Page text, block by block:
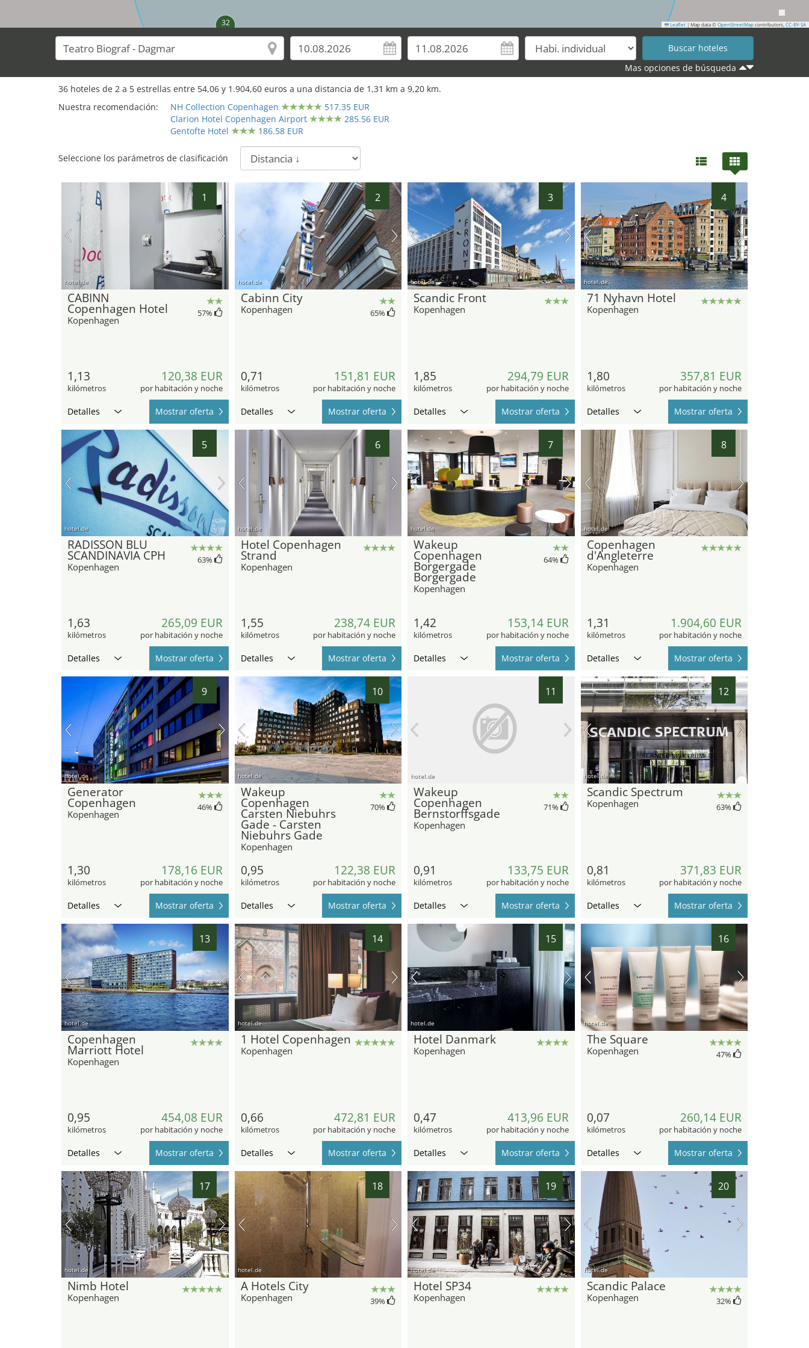
32
34
Leaflet | Map data © OpenStreetMap contributors, CC-BY-SA
Mas opciones de búsqueda
36 hoteles de 2 a 5 estrellas entre 54,06 y 1.904,60 euros a una distancia de 1,31 km a 9,20 km.
Nuestra recomendación:
NH Collection Copenhagen
517.35 EUR
Clarion Hotel Copenhagen Airport
285.56 EUR
Gentofte Hotel
186.58 EUR
Seleccione los parámetros de clasificación
1
hotel.de
CABINN
Copenhagen Hotel
Kopenhagen
57%
1,13
kilómetros
120,38 EUR
por habitación y noche
Detalles Mostrar oferta
2
hotel.de
Cabinn City
Kopenhagen 65%
0,71
kilómetros
151,81 EUR
por habitación y noche
Detalles Mostrar oferta
3
hotel.de
Scandic Front
Kopenhagen
1,85
kilómetros
294,79 EUR
por habitación y noche
Detalles Mostrar oferta
4
hotel.de
71 Nyhavn Hotel
Kopenhagen
1,80
kilómetros
357,81 EUR
por habitación y noche
Detalles Mostrar oferta
5
hotel.de
RADISSON BLU
SCANDINAVIA CPH
Kopenhagen
63%
1,63
kilómetros
265,09 EUR
por habitación y noche
Detalles Mostrar oferta
6
hotel.de
Hotel Copenhagen
Strand
Kopenhagen
1,55
kilómetros
238,74 EUR
por habitación y noche
Detalles Mostrar oferta
7
hotel.de
Wakeup
Copenhagen
Borgergade
Borgergade
Kopenhagen
64%
1,42
kilómetros
153,14 EUR
por habitación y noche
Detalles Mostrar oferta
8
hotel.de
Copenhagen
d'Angleterre
Kopenhagen
1,31
kilómetros
1.904,60 EUR
por habitación y noche
Detalles Mostrar oferta
9
hotel.de
Generator
Copenhagen
Kopenhagen
46%
1,30
kilómetros
178,16 EUR
por habitación y noche
Detalles Mostrar oferta
10
hotel.de
Wakeup
Copenhagen
Carsten Niebuhrs
Gade - Carsten
Niebuhrs Gade
Kopenhagen
70%
0,95
kilómetros
122,38 EUR
por habitación y noche
Detalles Mostrar oferta
11
hotel.de
Wakeup
Copenhagen
Bernstorffsgade
Kopenhagen
71%
0,91
kilómetros
133,75 EUR
por habitación y noche
Detalles Mostrar oferta
12
hotel.de
Scandic Spectrum
Kopenhagen 63%
0,81
kilómetros
371,83 EUR
por habitación y noche
Detalles Mostrar oferta
13
hotel.de
Copenhagen
Marriott Hotel
Kopenhagen
0,95
kilómetros
454,08 EUR
por habitación y noche
Detalles Mostrar oferta
14
hotel.de
1 Hotel Copenhagen
Kopenhagen
0,66
kilómetros
472,81 EUR
por habitación y noche
Detalles Mostrar oferta
15
hotel.de
Hotel Danmark
Kopenhagen
0,47
kilómetros
413,96 EUR
por habitación y noche
Detalles Mostrar oferta
16
hotel.de
The Square
Kopenhagen 47%
0,07
kilómetros
260,14 EUR
por habitación y noche
Detalles Mostrar oferta
17
hotel.de
Nimb Hotel
Kopenhagen
18
hotel.de
A Hotels City
Kopenhagen 39%
19
hotel.de
Hotel SP34
Kopenhagen
20
hotel.de
Scandic Palace
Kopenhagen 32%